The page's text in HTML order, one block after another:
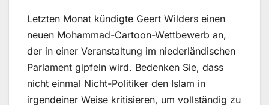
Letzten Monat kündigte Geert Wilders einen
neuen Mohammad-Cartoon-Wettbewerb an,
der in einer Veranstaltung im niederländischen
Parlament gipfeln wird. Bedenken Sie, dass
nicht einmal Nicht-Politiker den Islam in
irgendeiner Weise kritisieren, um vollständig zu